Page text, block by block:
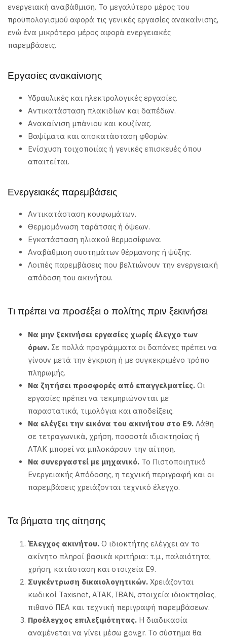
ενεργειακή αναβάθμιση. Το μεγαλύτερο μέρος του
προϋπολογισμού αφορά τις γενικές εργασίες ανακαίνισης,
ενώ ένα μικρότερο μέρος αφορά ενεργειακές
παρεμβάσεις.
Εργασίες ανακαίνισης
Υδραυλικές και ηλεκτρολογικές εργασίες.
Αντικατάσταση πλακιδίων και δαπέδων.
Ανακαίνιση μπάνιου και κουζίνας.
Βαψίματα και αποκατάσταση φθορών.
Ενίσχυση τοιχοποιίας ή γενικές επισκευές όπου
απαιτείται.
Ενεργειακές παρεμβάσεις
Αντικατάσταση κουφωμάτων.
Θερμομόνωση ταράτσας ή όψεων.
Εγκατάσταση ηλιακού θερμοσίφωνα.
Αναβάθμιση συστημάτων θέρμανσης ή ψύξης.
Λοιπές παρεμβάσεις που βελτιώνουν την ενεργειακή
απόδοση του ακινήτου.
Τι πρέπει να προσέξει ο πολίτης πριν ξεκινήσει
Να μην ξεκινήσει εργασίες χωρίς έλεγχο των
όρων. Σε πολλά προγράμματα οι δαπάνες πρέπει να
γίνουν μετά την έγκριση ή με συγκεκριμένο τρόπο
πληρωμής.
Να ζητήσει προσφορές από επαγγελματίες. Οι
εργασίες πρέπει να τεκμηριώνονται με
παραστατικά, τιμολόγια και αποδείξεις.
Να ελέγξει την εικόνα του ακινήτου στο Ε9. Λάθη
σε τετραγωνικά, χρήση, ποσοστά ιδιοκτησίας ή
ΑΤΑΚ μπορεί να μπλοκάρουν την αίτηση.
Να συνεργαστεί με μηχανικό. Το Πιστοποιητικό
Ενεργειακής Απόδοσης, η τεχνική περιγραφή και οι
παρεμβάσεις χρειάζονται τεχνικό έλεγχο.
Τα βήματα της αίτησης
Έλεγχος ακινήτου. Ο ιδιοκτήτης ελέγχει αν το
ακίνητο πληροί βασικά κριτήρια: τ.μ., παλαιότητα,
χρήση, κατάσταση και στοιχεία Ε9.
Συγκέντρωση δικαιολογητικών. Χρειάζονται
κωδικοί Taxisnet, ΑΤΑΚ, IBAN, στοιχεία ιδιοκτησίας,
πιθανό ΠΕΑ και τεχνική περιγραφή παρεμβάσεων.
Προέλεγχος επιλεξιμότητας. Η διαδικασία
αναμένεται να γίνει μέσω gov.gr. Το σύστημα θα